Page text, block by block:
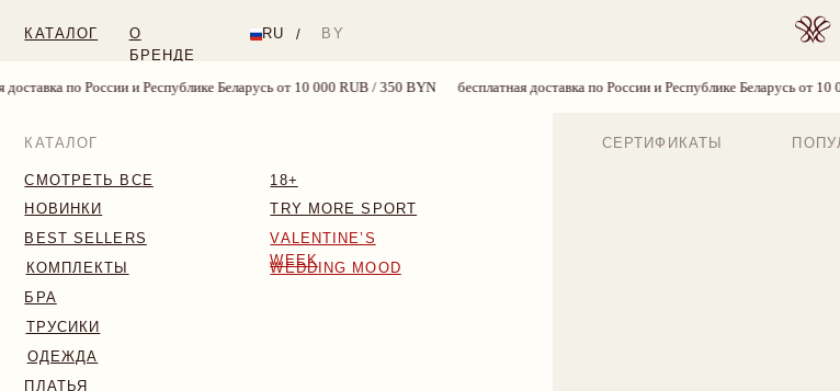
и Республике Беларусь от 10 000 RUB / 350 BYN бесплатная доставка по России и Республике Беларусь от 10 000 RUB / 350 BYN
КАТАЛОГ
БРЕНДЕ
BY
RU /
НОВИНКИ
BEST SELLERS
КОМПЛЕКТЫ
БРА
ТРУСИКИ
ОДЕЖДА
TRY MORE SPORT
VALENTINE’S
WEEK
WEDDING MOOD